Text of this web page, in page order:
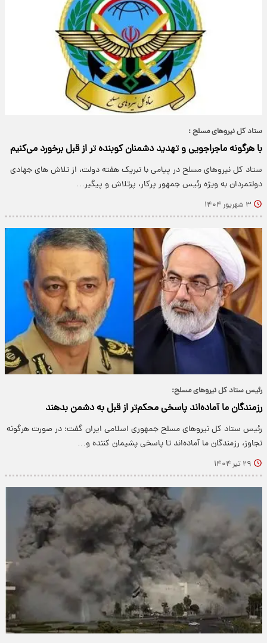
ستاد کل نیروهای مسلح :
با هرگونه ماجراجویی و تهدید دشمنان کوبنده تر از قبل برخورد می‌کنیم
ستاد کل نیروهای مسلح در پیامی با تبریک هفته دولت، از تلاش های جهادی
دولتمردان به ویژه رئیس جمهور پرکار، پرتلاش و پیگیر…
۳ شهریور ۱۴۰۴
رئیس ستاد کل نیروهای مسلح:
رزمندگان ما آماده‌اند پاسخی محکم‌تر از قبل به دشمن بدهند
رئیس ستاد کل نیروهای مسلح جمهوری اسلامی ایران گفت: در صورت هرگونه
تجاوز، رزمندگان ما آماده‌اند تا پاسخی پشیمان کننده و…
۲۹ تیر ۱۴۰۴